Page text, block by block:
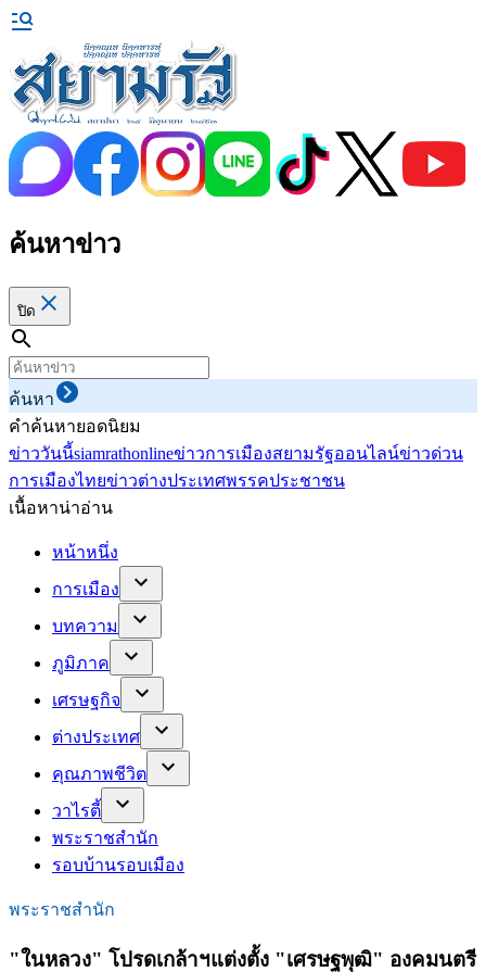
ค้นหาข่าว
ปิด
ค้นหา
คำค้นหายอดนิยม
ข่าววันนี้siamrathonlineข่าวการเมืองสยามรัฐออนไลน์ข่าวด่วน
การเมืองไทยข่าวต่างประเทศพรรคประชาชน
เนื้อหาน่าอ่าน
หน้าหนึ่ง
การเมือง
บทความ
ภูมิภาค
เศรษฐกิจ
ต่างประเทศ
คุณภาพชีวิต
วาไรตี้
พระราชสำนัก
รอบบ้านรอบเมือง
พระราชสำนัก
"ในหลวง" โปรดเกล้าฯแต่งตั้ง "เศรษฐพุฒิ" องคมนตรี